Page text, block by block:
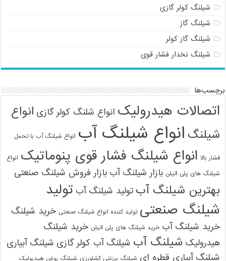
شیلنگ کولر گازی
شیلنگ گاز
شیلنگ گاز کولر
شیلنگ نخدار فشار قوی
برچسب‌ها
اتصالات هیدرولیک انواع شلنگ کولر گازی انواع
شیلنگ انواع شیلنگ آب انواع شیلنگ آب با تحمل
فشار بالا انواع شیلنگ فشار قوی پنوماتیک انواع
شیلنگ های پلی اتیلن بازار شیلنگ آب بازار فروش شیلنگ صنعتی
بهترین شیلنگ آب تولید شیلنگ آب تولید
شیلنگ صنعتی تولید کننده انواع شیلنگ صنعتی خرید شیلنگ
خرید شیلنگ آب خرید شیلنگ های پلی اتیلن خرید شیلنگ
هیدرولیک شیلنگ آب شیلنگ آب کولر گازی شیلنگ آبیاری
شیلنگ آبیاری قطره ای شیلنگ برزنتی کشاورزی شیلنگ روغن هیدرولیک